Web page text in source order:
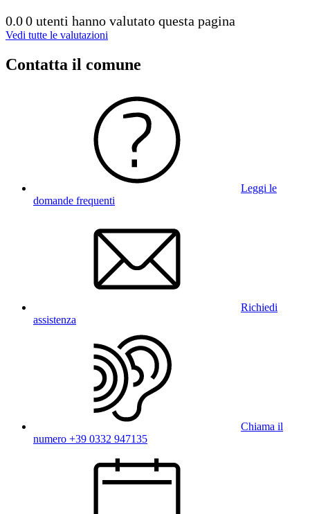
0.00 utenti hanno valutato questa pagina
Vedi tutte le valutazioni
Contatta il comune
Leggi le
domande frequenti
Richiedi
assistenza
Chiama il
numero +39 0332 947135